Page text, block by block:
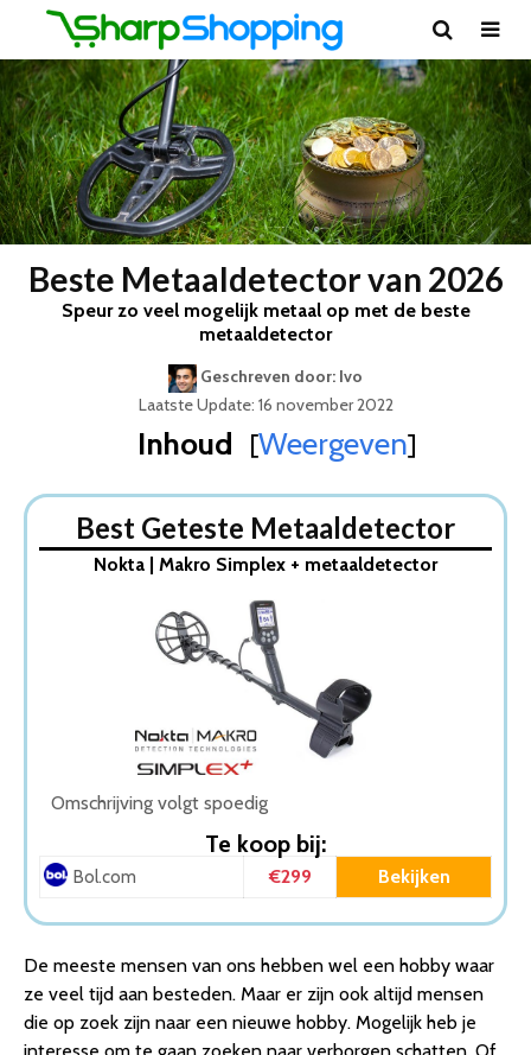
Beste Metaaldetector van 2026
Speur zo veel mogelijk metaal op met de beste
metaaldetector
Geschreven door: Ivo
Laatste Update: 16 november 2022
Inhoud [Weergeven]
1. Metaaldetector – Verstelbaar 107/134cm – NL E-
Handleiding – Metaaldetector voor kinderen &
2. DETECT-IT Metaaldetector – Voor kinderen en
volwassenen – Verstelbare hoogte – Incl. Batterijen en
3. MADINE Metaaldetector – Voor kinderen – Kwalitatief
– Verstelbare hoogte – Incl. Schep en Hark
4. Vosoi – Hoogwaardige metaal detector – Inclusief
koptelefoon en schep + opberghoes – Nauwkeurige pin…
Pinpointer ( nog nauwkeuriger) – Detectie apparaat tot
20c…
7. EFLO® Metaal Detector voor Goud, Munten,
Sierraden, … – Professionele Metaaldetector Inclusief
He…
Best Geteste Metaaldetector
Nokta | Makro Simplex + metaaldetector
Omschrijving volgt spoedig
Te koop bij:
Bol.com €299 Bekijken
De meeste mensen van ons hebben wel een hobby waar
ze veel tijd aan besteden. Maar er zijn ook altijd mensen
die op zoek zijn naar een nieuwe hobby. Mogelijk heb je
interesse om te gaan zoeken naar verborgen schatten. Of